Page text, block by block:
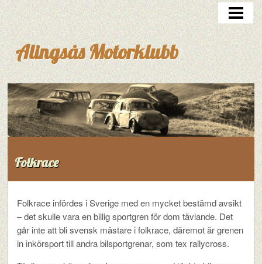
START
BLI MEDLEM
OM KLUBBEN
GÄSTBOK
LÄNKAR
RESULTAT
STYRELSEN
TRÄNING
KONTAKT
Alingsås Motorklubb
Folkrace
Folkrace infördes i Sverige med en mycket bestämd avsikt
– det skulle vara en billig sportgren för dom tävlande. Det
går inte att bli svensk mästare i folkrace, däremot är grenen
in inkörsport till andra bilsportgrenar, som tex rallycross.